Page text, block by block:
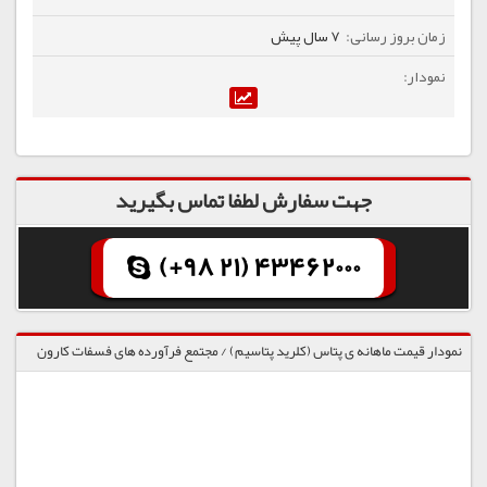
7 سال پیش
جهت سفارش لطفا تماس بگیرید
(+98 21) 43462000
نمودار قیمت ماهانه ی پتاس (کلرید پتاسیم) / مجتمع فرآورده های فسفات کارون